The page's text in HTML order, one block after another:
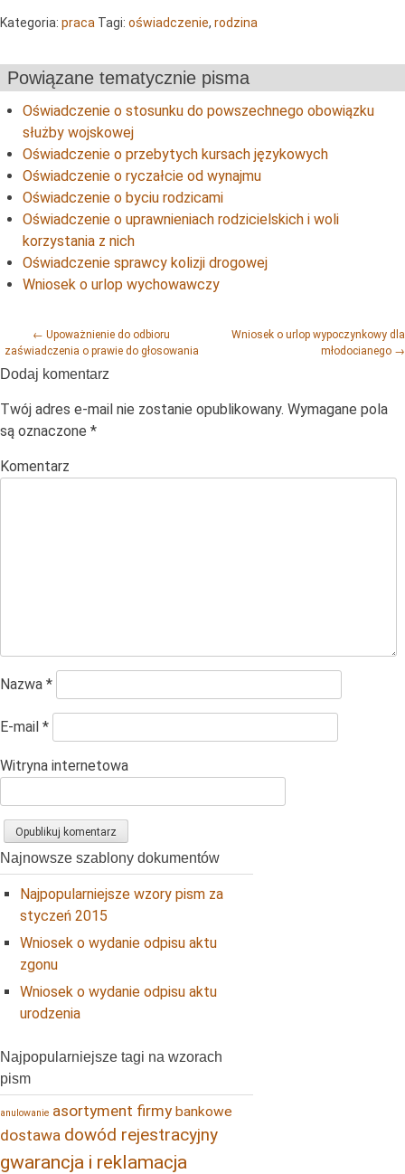
Kategoria: praca Tagi: oświadczenie, rodzina
Powiązane tematycznie pisma
Oświadczenie o stosunku do powszechnego obowiązku
służby wojskowej
Oświadczenie o przebytych kursach językowych
Oświadczenie o ryczałcie od wynajmu
Oświadczenie o byciu rodzicami
Oświadczenie o uprawnieniach rodzicielskich i woli
korzystania z nich
Oświadczenie sprawcy kolizji drogowej
Wniosek o urlop wychowawczy
Post navigation
← Upoważnienie do odbioru
zaświadczenia o prawie do głosowania
Wniosek o urlop wypoczynkowy dla
młodocianego →
Dodaj komentarz
Twój adres e-mail nie zostanie opublikowany. Wymagane pola
są oznaczone *
Komentarz
Nazwa *
E-mail *
Witryna internetowa
Najnowsze szablony dokumentów
Najpopularniejsze wzory pism za
styczeń 2015
Wniosek o wydanie odpisu aktu
zgonu
Wniosek o wydanie odpisu aktu
urodzenia
Najpopularniejsze tagi na wzorach
pism
anulowanie asortyment firmy bankowe
dostawa dowód rejestracyjny
gwarancja i reklamacja